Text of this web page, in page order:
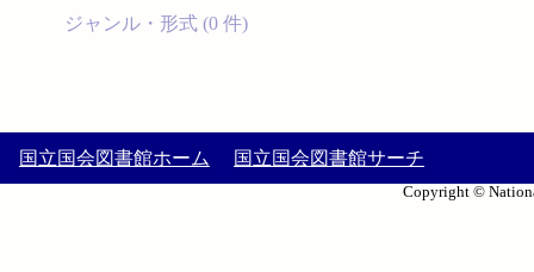
ジャンル・形式 (0 件)
国立国会図書館ホーム 国立国会図書館サーチ
Copyright ©